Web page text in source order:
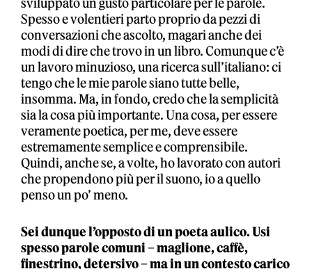
sviluppato un gusto particolare per le parole.
Spesso e volentieri parto proprio da pezzi di
conversazioni che ascolto, magari anche dei
modi di dire che trovo in un libro. Comunque c’è
un lavoro minuzioso, una ricerca sull’italiano: ci
tengo che le mie parole siano tutte belle,
insomma. Ma, in fondo, credo che la semplicità
sia la cosa più importante. Una cosa, per essere
veramente poetica, per me, deve essere
estremamente semplice e comprensibile.
Quindi, anche se, a volte, ho lavorato con autori
che propendono più per il suono, io a quello
penso un po’ meno.
Sei dunque l’opposto di un poeta aulico. Usi
spesso parole comuni – maglione, caffè,
finestrino, detersivo – ma in un contesto carico